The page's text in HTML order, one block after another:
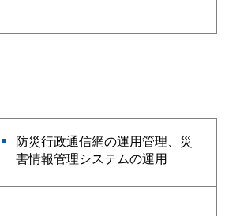
防災行政通信網の運用管理、災
害情報管理システムの運用